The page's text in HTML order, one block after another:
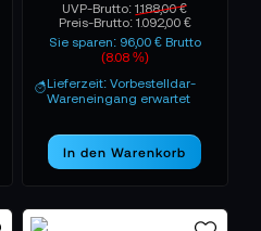
UVP-Brutto:1.188,00 €
Preis-Brutto: 1.092,00 €
Sie sparen: 96,00 € Brutto
(8.08 %)
Lieferzeit: Vorbestelldar-
Wareneingang erwartet
In den Warenkorb